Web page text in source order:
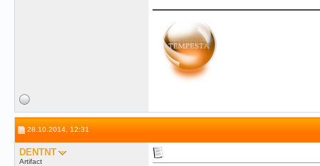
28.10.2014, 12:31
DENTNT
Artifact